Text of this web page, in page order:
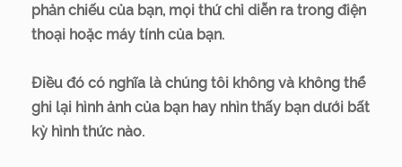
phản chiếu của bạn, mọi thứ chỉ diễn ra trong điện
thoại hoặc máy tính của bạn.
Điều đó có nghĩa là chúng tôi không và không thể
ghi lại hình ảnh của bạn hay nhìn thấy bạn dưới bất
kỳ hình thức nào.